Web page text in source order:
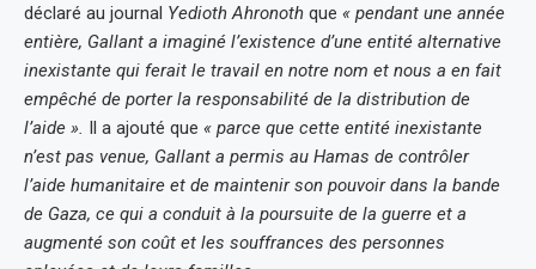
déclaré au journal Yedioth Ahronoth que « pendant une année
entière, Gallant a imaginé l’existence d’une entité alternative
inexistante qui ferait le travail en notre nom et nous a en fait
empêché de porter la responsabilité de la distribution de
l’aide ». Il a ajouté que « parce que cette entité inexistante
n’est pas venue, Gallant a permis au Hamas de contrôler
l’aide humanitaire et de maintenir son pouvoir dans la bande
de Gaza, ce qui a conduit à la poursuite de la guerre et a
augmenté son coût et les souffrances des personnes